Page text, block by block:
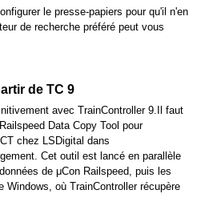
le presse-papiers pour qu'il n'en
de recherche préféré peut vous
de TC 9
avec TrainController 9.Il faut
Data Copy Tool pour
chez LSDigital dans
Cet outil est lancé en parallèle
de μCon Railspeed, puis les
Windows, où TrainController récupère